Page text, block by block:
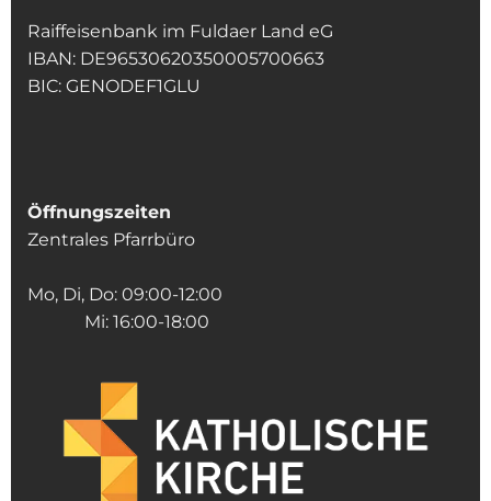
Raiffeisenbank im Fuldaer Land eG
IBAN: DE96530620350005700663
BIC: GENODEF1GLU
Öffnungszeiten
Zentrales Pfarrbüro
Mo, Di, Do: 09:00-12:00
Mi: 16:00-18:00